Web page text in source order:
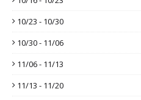
10/23 - 10/30
10/30 - 11/06
11/06 - 11/13
11/13 - 11/20